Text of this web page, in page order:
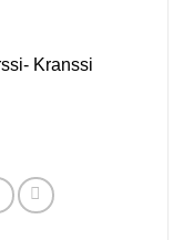
Kranssi